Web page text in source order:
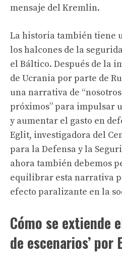
mensaje del Kremlin.
La historia también tiene
los halcones de la
el Báltico. Después de la
de Ucrania por parte de
una narrativa de
próximos” para impulsar
y aumentar el gasto en
Eglit, investigadora del
para la Defensa y la
ahora también debemos
equilibrar esta narrativa
efecto paralizante en la
Cómo se extiende
de escenarios’ por